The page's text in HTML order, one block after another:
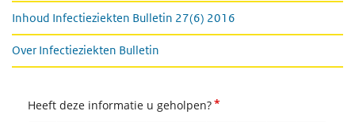
Inhoud Infectieziekten Bulletin 27(6) 2016
Over Infectieziekten Bulletin
Heeft deze informatie u geholpen?*